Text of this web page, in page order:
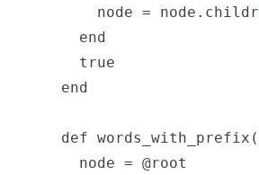
node =
    end
    true
  end
def
    node = @root